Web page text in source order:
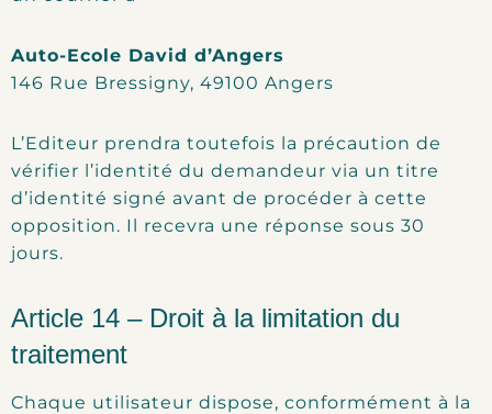
Auto-Ecole David d’Angers
146 Rue Bressigny, 49100 Angers
L’Editeur prendra toutefois la précaution de
vérifier l’identité du demandeur via un titre
d’identité signé avant de procéder à cette
opposition. Il recevra une réponse sous 30
jours.
Article 14 – Droit à la limitation du
traitement
Chaque utilisateur dispose, conformément à la